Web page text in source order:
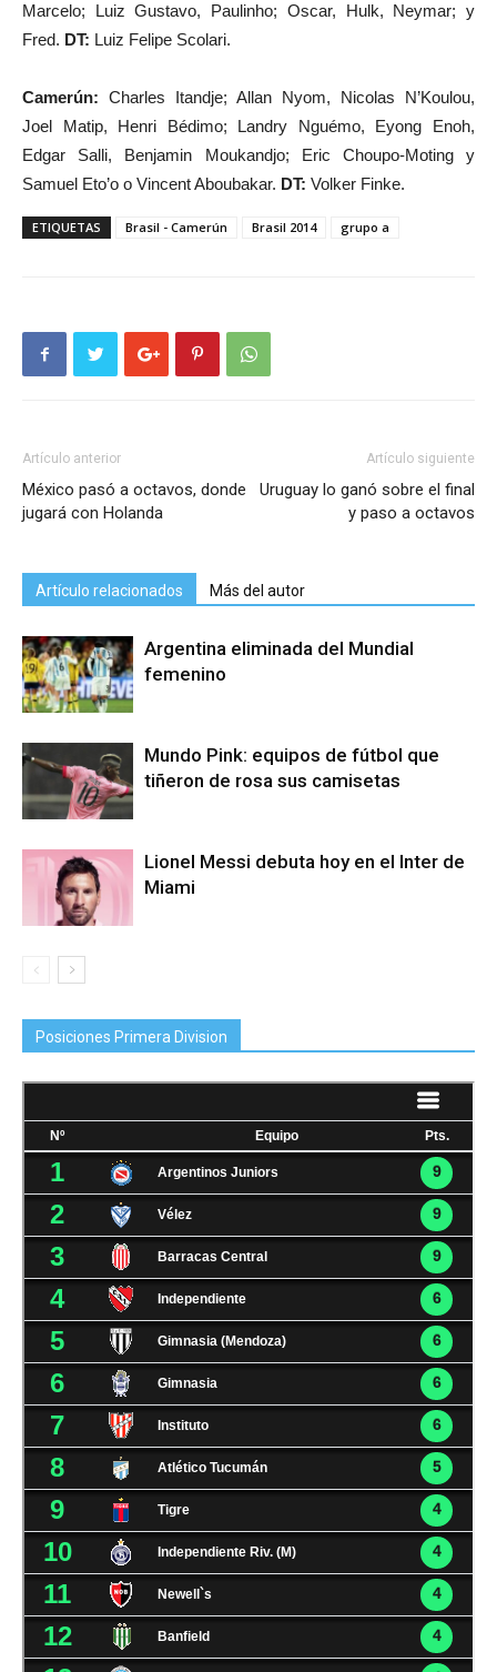
Marcelo; Luiz Gustavo, Paulinho; Oscar, Hulk, Neymar; y
Fred. DT: Luiz Felipe Scolari.
Camerún: Charles Itandje; Allan Nyom, Nicolas N’Koulou,
Joel Matip, Henri Bédimo; Landry Nguémo, Eyong Enoh,
Edgar Salli, Benjamin Moukandjo; Eric Choupo-Moting y
Samuel Eto’o o Vincent Aboubakar. DT: Volker Finke.
ETIQUETAS Brasil - Camerún Brasil 2014 grupo a
Artículo anterior
México pasó a octavos, donde
jugará con Holanda
Artículo siguiente
Uruguay lo ganó sobre el final
y paso a octavos
Artículo relacionados Más del autor
Argentina eliminada del Mundial
femenino
Mundo Pink: equipos de fútbol que
tiñeron de rosa sus camisetas
Lionel Messi debuta hoy en el Inter de
Miami
Posiciones Primera Division